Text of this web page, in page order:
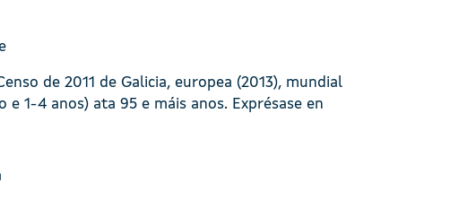
de 2011 de Galicia, europea (2013), mundial
1-4 anos) ata 95 e máis anos. Exprésase en